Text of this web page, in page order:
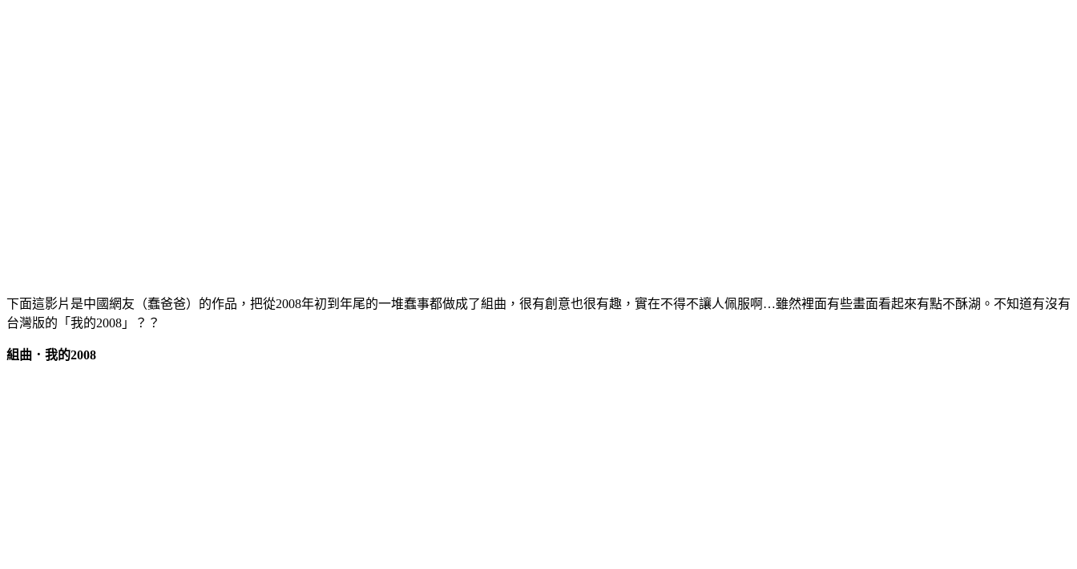
下面這影片是中國網友（蠢爸爸）的作品，把從2008年初到年尾的一堆蠢事都做成了組曲，很有創意也很有趣，實在不得不讓人佩服啊…雖然裡面有些畫面看起來有點不酥湖。不知道有沒有
台灣版的「我的2008」？？
組曲．我的2008